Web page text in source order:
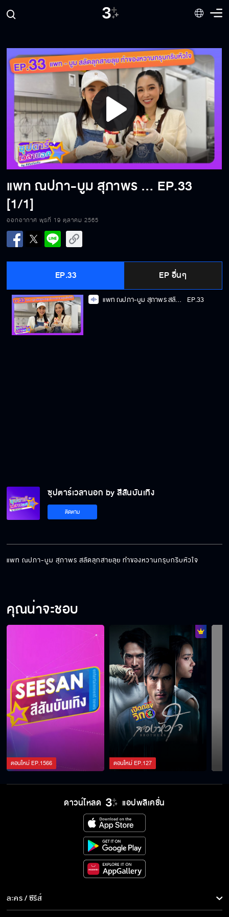
Play
Video
แพท ณปภา-บูม สุภาพร สลัดลุกสายลุย ทำของหวานกรุบกริบหัวใจ EP.33
[1/1]
ออกอากาศ พุธที่ 19 ตุลาคม 2565
EP.33 EP อื่นๆ
แพท ณปภา-บูม สุภาพร สลัดลุกสายลุย ทำของหวานกรุบกริบหัวใจ EP.33
ซุปตาร์เวลานอก by สีสันบันเทิง
ติดตาม
แพท ณปภา-บูม สุภาพร สลัดลุกสายลุย ทำของหวานกรุบกริบหัวใจ
คุณน่าจะชอบ
ตอนใหม่EP.1566 ตอนใหม่EP.127
ดาวน์โหลด แอปพลิเคชั่น
ละคร / ซีรีส์
ละคร/ซีรีส์